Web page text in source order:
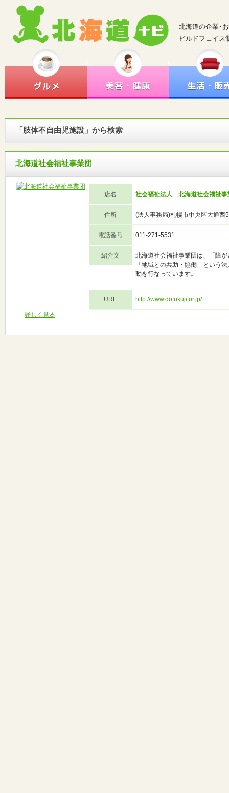
北海道の企業･
ビルドフェイス
「肢体不自由児施設」から検索
北海道社会福祉事業団
店名 社会福祉法人 北海道社会福祉事
住所 (法人事務局)札幌市中央区大通西
電話番号 011-271-5531
紹介文
北海道社会福祉事業団は、「障
「地域との共助・協働」という
動を行なっています。
URL http://www.dofukuji.or.jp/
詳しく見る